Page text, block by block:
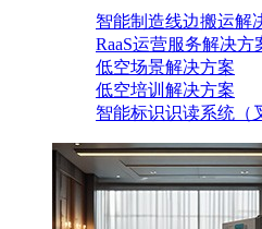
智能制造线边搬运解
RaaS运营服务解决方
低空场景解决方案
低空培训解决方案
智能标识识读系统（